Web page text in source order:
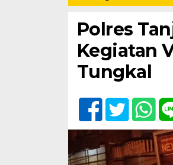
Senin, 25 Oktober 2021 -
Polres
Kegiatan
Tungkal